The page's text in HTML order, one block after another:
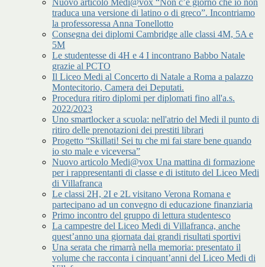
Nuovo articolo Medi@vox “Non c’è giorno che io non
traduca una versione di latino o di greco”. Incontriamo
la professoressa Anna Tonellotto
Consegna dei diplomi Cambridge alle classi 4M, 5A e
5M
Le studentesse di 4H e 4 I incontrano Babbo Natale
grazie al PCTO
Il Liceo Medi al Concerto di Natale a Roma a palazzo
Montecitorio, Camera dei Deputati.
Procedura ritiro diplomi per diplomati fino all'a.s.
2022/2023
Uno smartlocker a scuola: nell'atrio del Medi il punto di
ritiro delle prenotazioni dei prestiti librari
Progetto “Skillati! Sei tu che mi fai stare bene quando
io sto male e viceversa”
Nuovo articolo Medi@vox Una mattina di formazione
per i rappresentanti di classe e di istituto del Liceo Medi
di Villafranca
Le classi 2H, 2I e 2L visitano Verona Romana e
partecipano ad un convegno di educazione finanziaria
Primo incontro del gruppo di lettura studentesco
La campestre del Liceo Medi di Villafranca, anche
quest’anno una giornata dai grandi risultati sportivi
Una serata che rimarrà nella memoria: presentato il
volume che racconta i cinquant’anni del Liceo Medi di